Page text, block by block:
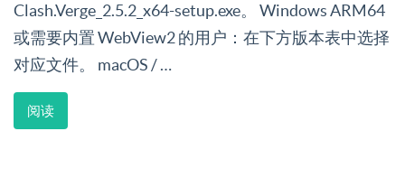
Clash.Verge_2.5.2_x64-setup.exe。 Windows ARM64
或需要内置 WebView2 的用户：在下方版本表中选择
对应文件。 macOS / …
阅读